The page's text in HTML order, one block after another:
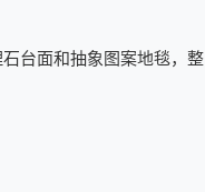
台面和抽象图案地毯，整